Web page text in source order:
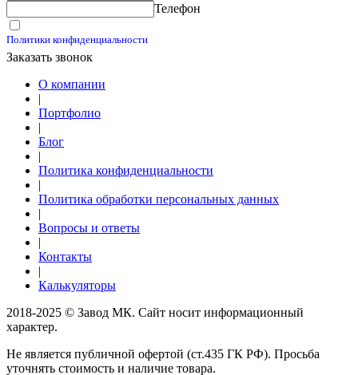
Телефон
Политики конфиденциальности
Заказать звонок
О компании
|
Портфолио
|
Блог
|
Политика конфиденциальности
|
Политика обработки персональных данных
|
Вопросы и ответы
|
Контакты
|
Калькуляторы
2018-2025 © Завод МК. Сайт носит информационный
характер.
Не является публичной офертой (ст.435 ГК РФ). Просьба
уточнять стоимость и наличие товара.